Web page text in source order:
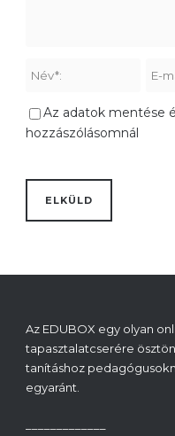
Az adatok mentése
hozzászólásomnál
Az EDUBOX egy olyan
tapasztalatcserére
tanításhoz
egyaránt.